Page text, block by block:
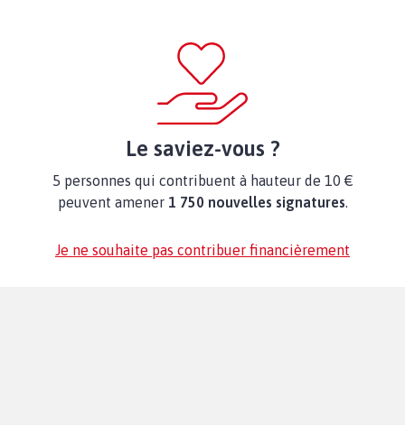
Le saviez-vous ?
5 personnes qui contribuent à hauteur de 10 €
peuvent amener 1 750 nouvelles signatures.
Je ne souhaite pas contribuer financièrement